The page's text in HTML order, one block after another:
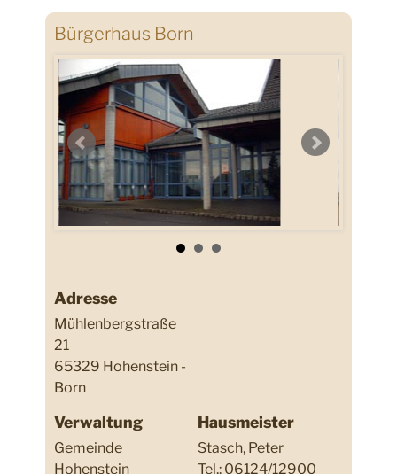
Bürgerhaus Born
Adresse
Mühlenbergstraße
21
65329 Hohenstein -
Born
Verwaltung
Gemeinde
Hohenstein
Hausmeister
Stasch, Peter
Tel.: 06124/12900